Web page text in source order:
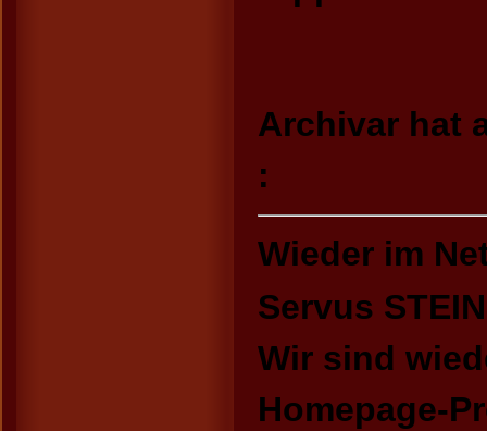
Archivar hat
:
Wieder im
Servus
Wir sind
Homepage-